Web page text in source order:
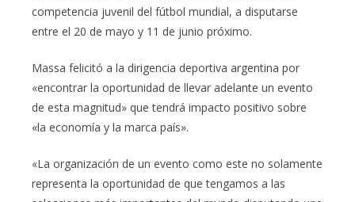
competencia juvenil del fútbol mundial, a disputarse
entre el 20 de mayo y 11 de junio próximo.
Massa felicitó a la dirigencia deportiva argentina por
«encontrar la oportunidad de llevar adelante un evento
de esta magnitud» que tendrá impacto positivo sobre
«la economía y la marca país».
«La organización de un evento como este no solamente
representa la oportunidad de que tengamos a las